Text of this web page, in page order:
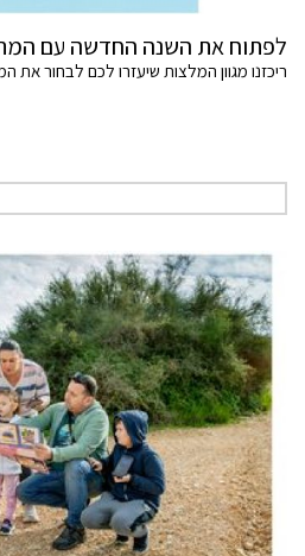
לפתוח את השנה החדשה עם
ריכזנו מגוון המלצות שיעזרו לכם לבחור